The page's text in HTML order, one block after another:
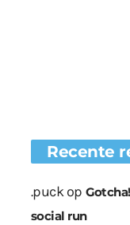
Recente
.puckop
social run